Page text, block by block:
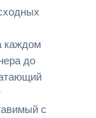
каждом
до
с